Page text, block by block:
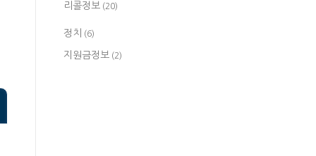
리콜정보 (20)
정치 (6)
지원금정보 (2)